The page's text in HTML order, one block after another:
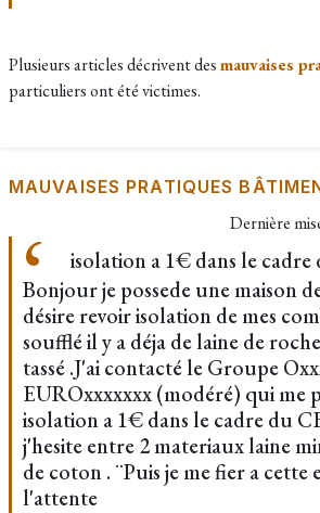
Plusieurs articles décrivent desmauvaises
particuliers ont été victimes.
MAUVAISES PRATIQUES
Dernière
isolation a 1€ dans le
Bonjour je possede une maison
désire revoir isolation de mes
soufflé il y a déja de laine de
tassé .J'ai contacté le Groupe
EUROxxxxxxx (modéré) qui me
isolation a 1€ dans le cadre du
j'hesite entre 2 materiaux laine
de coton . ¨Puis je me fier a cette
l'attente